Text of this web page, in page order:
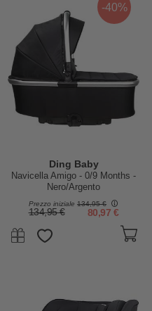
-40%
Ding Baby
Navicella Amigo - 0/9 Months -
Nero/Argento
Prezzo iniziale 134,95 €
134,95 € 80,97 €